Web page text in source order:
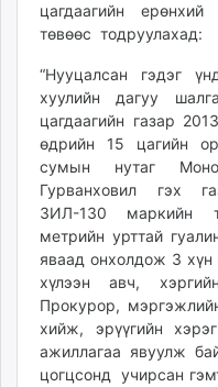
Eguur.mn
24tsag.mn
shuud.mn
eagle.mn
ergelt.mn
zarig.mn
today.mn
zuv.mn
mminfo.mn
ugluu.mn
urlag.mn
unen.mn
asu.mn
shudarga.mn
цагдаагийн
төвөөс тодруулахад:
“Нууцалсан гэдэг
хуулийн дагуу
цагдаагийн газар
өдрийн 15 цагийн
сумын нутаг
Гурванховил гэх
ЗИЛ-130 маркийн
метрийн урттай
яваад онхолдож 3 хүн
хүлээн авч,
Прокурор,
хийж, эрүүгийн
ажиллагаа явуулж
цогцсонд учирсан